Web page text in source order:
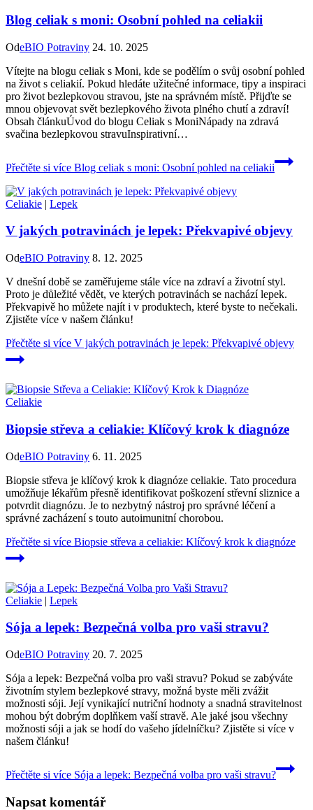
Blog celiak s moni: Osobní pohled na celiakii
OdeBIO Potraviny 24. 10. 2025
Vítejte na blogu celiak s Moni, kde se podělím o svůj osobní pohled
na život s celiakií. Pokud hledáte užitečné informace, tipy a inspiraci
pro život bezlepkovou stravou, jste na správném místě. Přijďte se
mnou objevovat svět bezlepkového života plného chutí a zdraví!
Obsah článkuÚvod do blogu Celiak s MoniNápady na zdravá
svačina bezlepkovou stravuInspirativní…
Přečtěte si více Blog celiak s moni: Osobní pohled na celiakii
Celiakie | Lepek
V jakých potravinách je lepek: Překvapivé objevy
OdeBIO Potraviny 8. 12. 2025
V dnešní době se zaměřujeme stále více na zdraví a životní styl.
Proto je důležité vědět, ve kterých potravinách se nachází lepek.
Překvapivě ho můžete najít i v produktech, které byste to nečekali.
Zjistěte více v našem článku!
Přečtěte si více V jakých potravinách je lepek: Překvapivé objevy
Celiakie
Biopsie střeva a celiakie: Klíčový krok k diagnóze
OdeBIO Potraviny 6. 11. 2025
Biopsie střeva je klíčový krok k diagnóze celiakie. Tato procedura
umožňuje lékařům přesně identifikovat poškození střevní sliznice a
potvrdit diagnózu. Je to nezbytný nástroj pro správné léčení a
správné zacházení s touto autoimunitní chorobou.
Přečtěte si více Biopsie střeva a celiakie: Klíčový krok k diagnóze
Celiakie | Lepek
Sója a lepek: Bezpečná volba pro vaši stravu?
OdeBIO Potraviny 20. 7. 2025
Sója a lepek: Bezpečná volba pro vaši stravu? Pokud se zabýváte
životním stylem bezlepkové stravy, možná byste měli zvážit
možnosti sóji. Její vynikající nutriční hodnoty a snadná stravitelnost
mohou být dobrým doplňkem vaší stravě. Ale jaké jsou všechny
možnosti sóji a jak se hodí do vašeho jídelníčku? Zjistěte si více v
našem článku!
Přečtěte si více Sója a lepek: Bezpečná volba pro vaši stravu?
Napsat komentář